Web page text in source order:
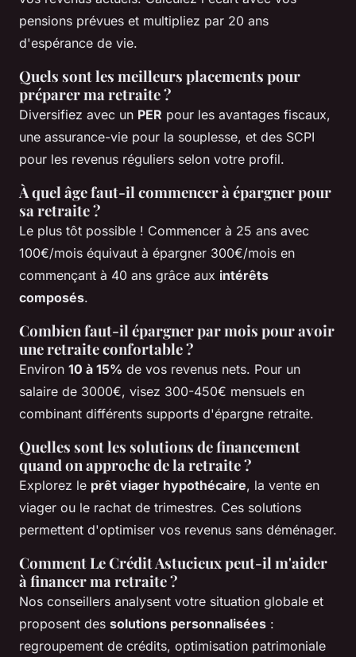
pensions prévues et multipliez par 20 ans
d'espérance de vie.
Quels sont les meilleurs placements pour
préparer ma retraite ?
Diversifiez avec un PER pour les avantages fiscaux,
une assurance-vie pour la souplesse, et des SCPI
pour les revenus réguliers selon votre profil.
À quel âge faut-il commencer à épargner pour
sa retraite ?
Le plus tôt possible ! Commencer à 25 ans avec
100€/mois équivaut à épargner 300€/mois en
commençant à 40 ans grâce aux intérêts
composés.
Combien faut-il épargner par mois pour avoir
une retraite confortable ?
Environ 10 à 15% de vos revenus nets. Pour un
salaire de 3000€, visez 300-450€ mensuels en
combinant différents supports d'épargne retraite.
Quelles sont les solutions de financement
quand on approche de la retraite ?
Explorez le prêt viager hypothécaire, la vente en
viager ou le rachat de trimestres. Ces solutions
permettent d'optimiser vos revenus sans déménager.
Comment Le Crédit Astucieux peut-il m'aider
à financer ma retraite ?
Nos conseillers analysent votre situation globale et
proposent des solutions personnalisées :
regroupement de crédits, optimisation patrimoniale